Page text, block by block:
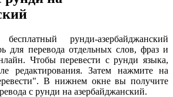
рунди-азербайджанский
для перевода отдельных слов, фраз и
Чтобы перевести с рунди языка,
редактирования. Затем нажмите на
В нижнем окне вы получите
с рунди на азербайджанский.